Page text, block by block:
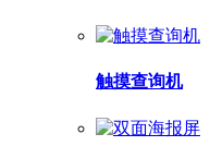
触摸查询机